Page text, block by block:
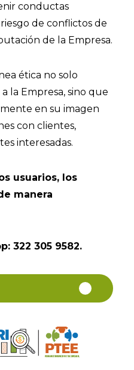
conductas
de conflictos de
de la Empresa.
ética no solo
la Empresa, sino que
en su imagen
con clientes,
interesadas.
usuarios, los
manera
322 305 9582.